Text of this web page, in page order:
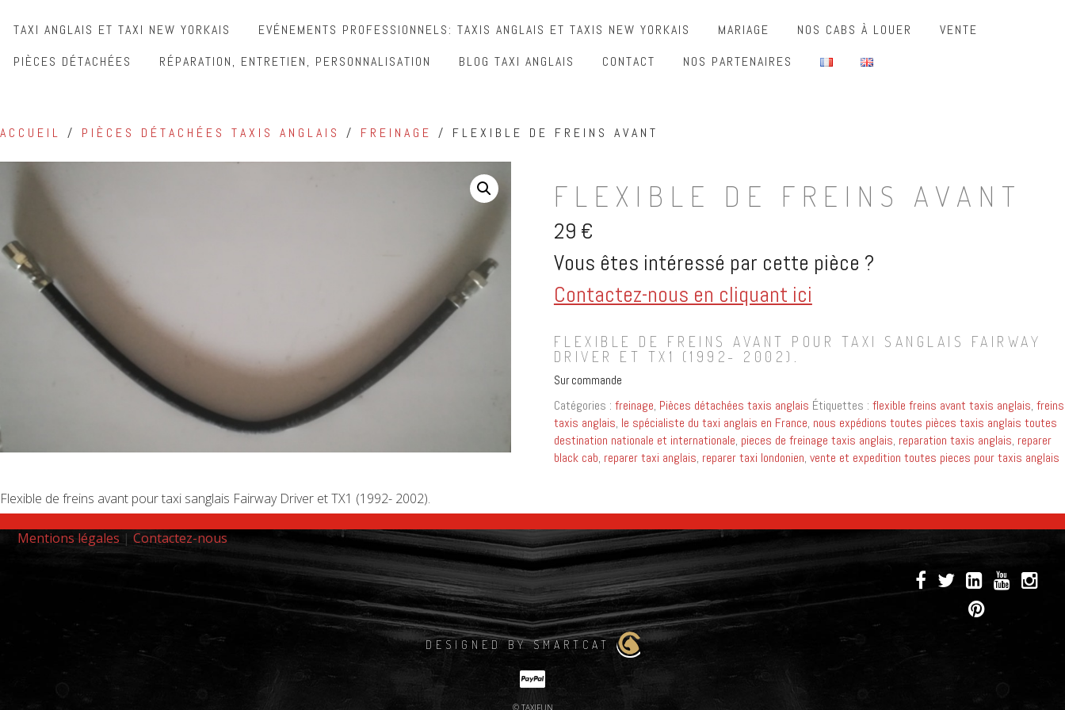
TAXI ANGLAIS ET TAXI NEW YORKAIS EVÉNEMENTS PROFESSIONNELS: TAXIS ANGLAIS ET TAXIS NEW YORKAIS MARIAGE NOS CABS À LOUER
VENTE
PIÈCES DÉTACHÉES
RÉPARATION, ENTRETIEN, PERSONNALISATION BLOG TAXI ANGLAIS CONTACT NOS PARTENAIRES
ACCUEIL / PIÈCES DÉTACHÉES TAXIS ANGLAIS / FREINAGE / FLEXIBLE DE FREINS AVANT
FLEXIBLE DE FREINS AVANT
29 €
Vous êtes intéressé par cette pièce ?
Contactez-nous en cliquant ici
FLEXIBLE DE FREINS AVANT POUR TAXI SANGLAIS FAIRWAY
DRIVER ET TX1 (1992- 2002).
Sur commande
Catégories : freinage, Pièces détachées taxis anglais Étiquettes : flexible freins avant taxis anglais, freins
taxis anglais, le spécialiste du taxi anglais en France, nous expédions toutes pièces taxis anglais toutes
destination nationale et internationale, pieces de freinage taxis anglais, reparation taxis anglais, reparer
black cab, reparer taxi anglais, reparer taxi londonien, vente et expedition toutes pieces pour taxis anglais
Flexible de freins avant pour taxi sanglais Fairway Driver et TX1 (1992- 2002).
Mentions légales | Contactez-nous
DESIGNED BY SMARTCAT
© TAXIFUN